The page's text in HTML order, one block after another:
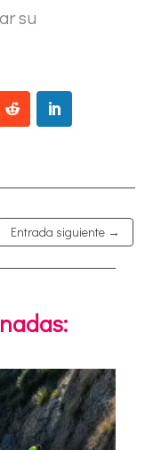
su
Entrada siguiente →